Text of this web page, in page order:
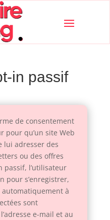
in passif
de consentement
pour qu’un site Web
lui adresser des
ou des offres
passif, l’utilisateur
pour s’enregistrer,
automatiquement à
sont
e-mail et au